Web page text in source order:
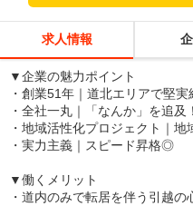
求人情報
▼企業の魅力ポイント
・創業51年｜道北エリアで堅実
・全社一丸｜「なんか」を追
・地域活性化プロジェクト｜地
・実力主義｜スピード昇格◎
▼働くメリット
・道内のみで転居を伴う引越の